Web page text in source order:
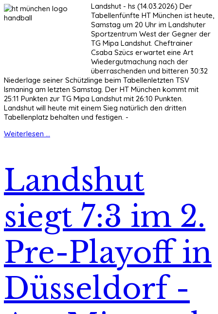
Landshut - hs (14.03.2026) Der
Tabellenfünfte HT München ist heute,
Samstag um 20 Uhr im Landshuter
Sportzentrum West der Gegner der
TG Mipa Landshut. Cheftrainer
Csaba Szücs erwartet eine Art
Wiedergutmachung nach der
überraschenden und bitteren 30:32
Niederlage seiner Schützlinge beim Tabellenletzten TSV
Ismaning am letzten Samstag. Der HT München kommt mit
25:11 Punkten zur TG Mipa Landshut mit 26:10 Punkten.
Landshut will heute mit einem Sieg natürlich den dritten
Tabellenplatz behalten und festigen. -
Weiterlesen ...
Landshut
siegt 7:3 im 2.
Pre-Playoff in
Düsseldorf -